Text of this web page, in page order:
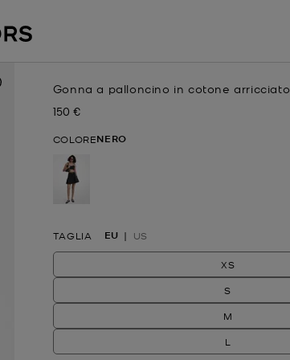
Gonna a palloncino in cotone arricciato
Prezzo attuale
150 €
COLORENERO
TAGLIA EU US
XS
S
M
L